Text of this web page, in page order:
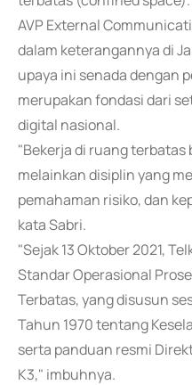
AVP External
dalam keterangannya di
upaya ini senada dengan
merupakan fondasi dari
digital nasional.
"Bekerja di ruang
melainkan disiplin yang
pemahaman risiko, dan
kata Sabri.
"Sejak 13 Oktober 2021,
Standar Operasional
Terbatas, yang disusun
Tahun 1970 tentang
serta panduan resmi
K3," imbuhnya.